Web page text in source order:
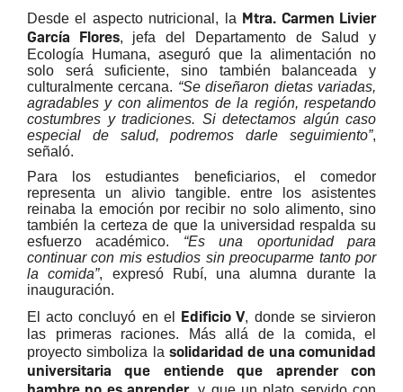
Desde el aspecto nutricional, la Mtra. Carmen Livier
García Flores, jefa del Departamento de Salud y
Ecología Humana, aseguró que la alimentación no
solo será suficiente, sino también balanceada y
culturalmente cercana. “Se diseñaron dietas variadas,
agradables y con alimentos de la región, respetando
costumbres y tradiciones. Si detectamos algún caso
especial de salud, podremos darle seguimiento”,
señaló.
Para los estudiantes beneficiarios, el comedor
representa un alivio tangible. entre los asistentes
reinaba la emoción por recibir no solo alimento, sino
también la certeza de que la universidad respalda su
esfuerzo académico. “Es una oportunidad para
continuar con mis estudios sin preocuparme tanto por
la comida”, expresó Rubí, una alumna durante la
inauguración.
El acto concluyó en el Edificio V, donde se sirvieron
las primeras raciones. Más allá de la comida, el
proyecto simboliza la solidaridad de una comunidad
universitaria que entiende que aprender con